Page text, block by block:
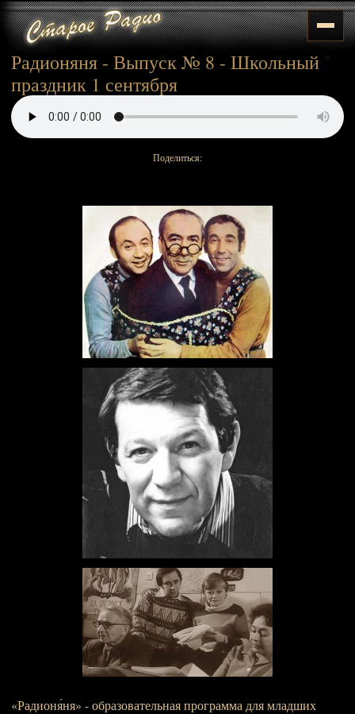
Радионяня - Выпуск № 8 - Школьный
праздник 1 сентября
Поделиться:
«Радионя́ня» - образовательная программа для младших